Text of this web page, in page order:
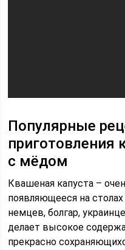
Популярные
приготовления
с мёдом
Квашеная капуста –
появляющееся на
немцев, болгар,
делает высокое
прекрасно